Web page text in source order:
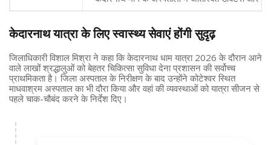
केदारनाथ यात्रा के लिए स्वास्थ्य सेवाएं होंगी सुदृढ़
जिलाधिकारी विशाल मिश्रा ने कहा कि केदारनाथ धाम यात्रा 2026 के दौरान आने
वाले लाखों श्रद्धालुओं को बेहतर चिकित्सा सुविधा देना प्रशासन की सर्वोच्च
प्राथमिकता है। जिला अस्पताल के निरीक्षण के बाद उन्होंने कोटेश्वर स्थित
माधवाश्रम अस्पताल का भी दौरा किया और वहां की व्यवस्थाओं को यात्रा सीजन से
पहले चाक-चौबंद करने के निर्देश दिए।